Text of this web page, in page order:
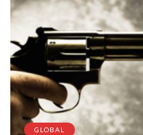
GLOBAL